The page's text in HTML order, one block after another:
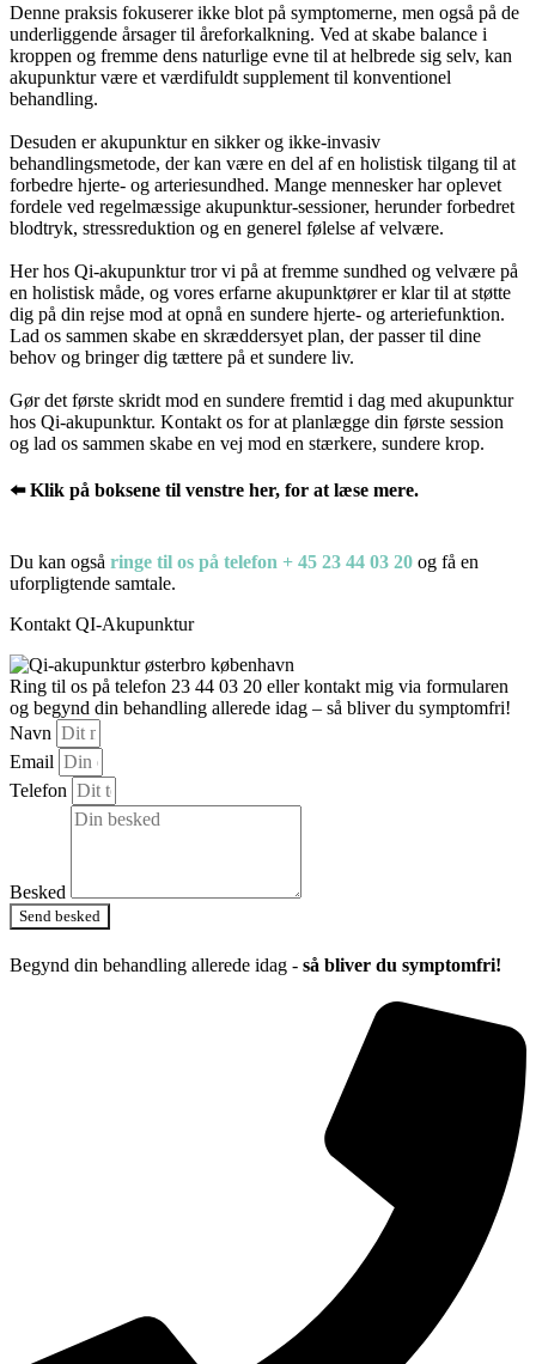
Denne praksis fokuserer ikke blot på symptomerne, men også på de
underliggende årsager til åreforkalkning. Ved at skabe balance i
kroppen og fremme dens naturlige evne til at helbrede sig selv, kan
akupunktur være et værdifuldt supplement til konventionel
behandling.
Desuden er akupunktur en sikker og ikke-invasiv
behandlingsmetode, der kan være en del af en holistisk tilgang til at
forbedre hjerte- og arteriesundhed. Mange mennesker har oplevet
fordele ved regelmæssige akupunktur-sessioner, herunder forbedret
blodtryk, stressreduktion og en generel følelse af velvære.
Her hos Qi-akupunktur tror vi på at fremme sundhed og velvære på
en holistisk måde, og vores erfarne akupunktører er klar til at støtte
dig på din rejse mod at opnå en sundere hjerte- og arteriefunktion.
Lad os sammen skabe en skræddersyet plan, der passer til dine
behov og bringer dig tættere på et sundere liv.
Gør det første skridt mod en sundere fremtid i dag med akupunktur
hos Qi-akupunktur. Kontakt os for at planlægge din første session
og lad os sammen skabe en vej mod en stærkere, sundere krop.
⬅️ Klik på boksene til venstre her, for at læse mere.
Du kan også ringe til os på telefon + 45 23 44 03 20 og få en
uforpligtende samtale.
Kontakt QI-Akupunktur
Ring til os på telefon 23 44 03 20 eller kontakt mig via formularen
og begynd din behandling allerede idag – så bliver du symptomfri!
Navn
Email
Telefon
Besked
Send besked
Begynd din behandling allerede idag - så bliver du symptomfri!